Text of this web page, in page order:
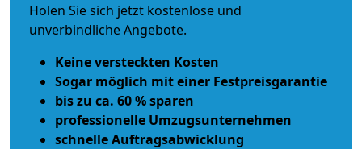
Holen Sie sich jetzt kostenlose und
unverbindliche Angebote.
Keine versteckten Kosten
Sogar möglich mit einer Festpreisgarantie
bis zu ca. 60 % sparen
professionelle Umzugsunternehmen
schnelle Auftragsabwicklung